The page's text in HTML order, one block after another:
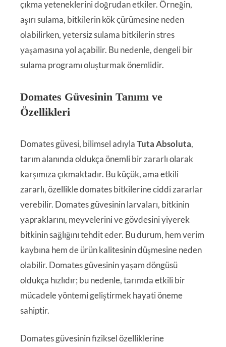
çıkma yeteneklerini doğrudan etkiler. Örneğin,
aşırı sulama, bitkilerin kök çürümesine neden
olabilirken, yetersiz sulama bitkilerin stres
yaşamasına yol açabilir. Bu nedenle, dengeli bir
sulama programı oluşturmak önemlidir.
Domates Güvesinin Tanımı ve
Özellikleri
Domates güvesi, bilimsel adıylaTuta Absoluta,
tarım alanında oldukça önemli bir zararlı olarak
karşımıza çıkmaktadır. Bu küçük, ama etkili
zararlı, özellikle domates bitkilerine ciddi zararlar
verebilir. Domates güvesinin larvaları, bitkinin
yapraklarını, meyvelerini ve gövdesini yiyerek
bitkinin sağlığını tehdit eder. Bu durum, hem verim
kaybına hem de ürün kalitesinin düşmesine neden
olabilir. Domates güvesinin yaşam döngüsü
oldukça hızlıdır; bu nedenle, tarımda etkili bir
mücadele yöntemi geliştirmek hayati öneme
sahiptir.
Domates güvesinin fiziksel özelliklerine